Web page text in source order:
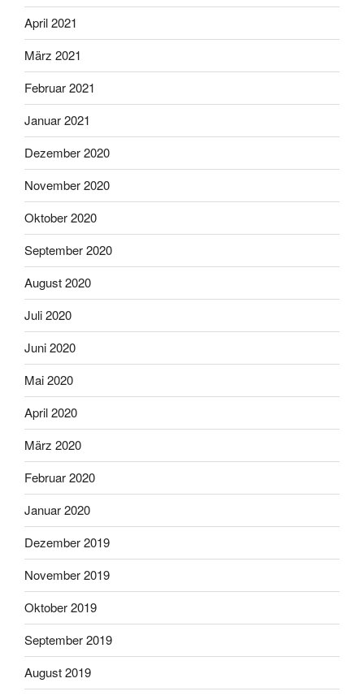
April 2021
März 2021
Februar 2021
Januar 2021
Dezember 2020
November 2020
Oktober 2020
September 2020
August 2020
Juli 2020
Juni 2020
Mai 2020
April 2020
März 2020
Februar 2020
Januar 2020
Dezember 2019
November 2019
Oktober 2019
September 2019
August 2019